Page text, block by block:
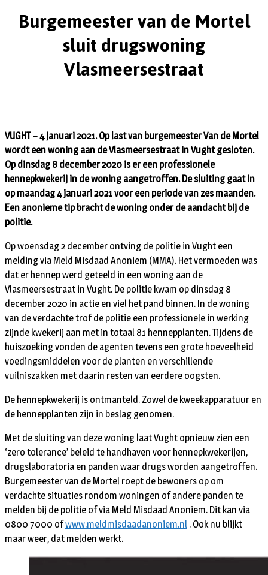
Burgemeester van de Mortel
sluit drugswoning
Vlasmeersestraat
VUGHT – 4 januari 2021. Op last van burgemeester Van de Mortel
wordt een woning aan de Vlasmeersestraat in Vught gesloten.
Op dinsdag 8 december 2020 is er een professionele
hennepkwekerij in de woning aangetroffen. De sluiting gaat in
op maandag 4 januari 2021 voor een periode van zes maanden.
Een anonieme tip bracht de woning onder de aandacht bij de
politie.
Op woensdag 2 december ontving de politie in Vught een
melding via Meld Misdaad Anoniem (MMA). Het vermoeden was
dat er hennep werd geteeld in een woning aan de
Vlasmeersestraat in Vught. De politie kwam op dinsdag 8
december 2020 in actie en viel het pand binnen. In de woning
van de verdachte trof de politie een professionele in werking
zijnde kwekerij aan met in totaal 81 hennepplanten. Tijdens de
huiszoeking vonden de agenten tevens een grote hoeveelheid
voedingsmiddelen voor de planten en verschillende
vuilniszakken met daarin resten van eerdere oogsten.
De hennepkwekerij is ontmanteld. Zowel de kweekapparatuur en
de hennepplanten zijn in beslag genomen.
Met de sluiting van deze woning laat Vught opnieuw zien een
‘zero tolerance’ beleid te handhaven voor hennepkwekerijen,
drugslaboratoria en panden waar drugs worden aangetroffen.
Burgemeester van de Mortel roept de bewoners op om
verdachte situaties rondom woningen of andere panden te
melden bij de politie of via Meld Misdaad Anoniem. Dit kan via
0800 7000 ofwww.meldmisdaadanoniem.nl . Ook nu blijkt
maar weer, dat melden werkt.